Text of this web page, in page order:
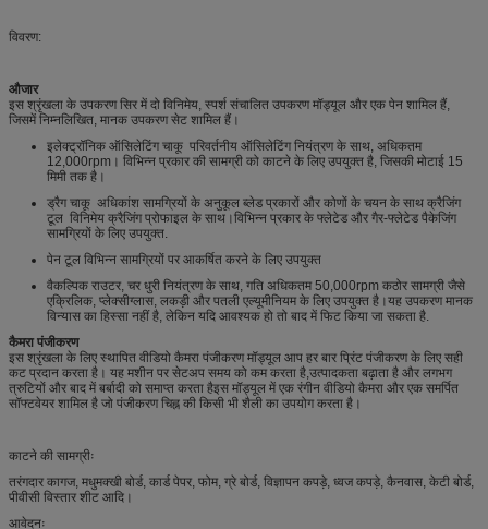
विवरण:
औजार
इस श्रृंखला के उपकरण सिर में दो विनिमेय, स्पर्श संचालित उपकरण मॉड्यूल और एक पेन शामिल हैं,
जिसमें निम्नलिखित, मानक उपकरण सेट शामिल हैं।
इलेक्ट्रॉनिक ऑसिलेटिंग चाकू ️ परिवर्तनीय ऑसिलेटिंग नियंत्रण के साथ, अधिकतम
12,000rpm। विभिन्न प्रकार की सामग्री को काटने के लिए उपयुक्त है, जिसकी मोटाई 15
मिमी तक है।
ड्रैग चाकू ️ अधिकांश सामग्रियों के अनुकूल ब्लेड प्रकारों और कोणों के चयन के साथ क्रैजिंग
टूल ️ विनिमेय क्रैजिंग प्रोफाइल के साथ।विभिन्न प्रकार के फ्लेटेड और गैर-फ्लेटेड पैकेजिंग
सामग्रियों के लिए उपयुक्त.
पेन टूल विभिन्न सामग्रियों पर आकर्षित करने के लिए उपयुक्त
वैकल्पिक राउटर, चर धुरी नियंत्रण के साथ, गति अधिकतम 50,000rpm कठोर सामग्री जैसे
एक्रिलिक, प्लेक्सीग्लास, लकड़ी और पतली एल्यूमीनियम के लिए उपयुक्त है।यह उपकरण मानक
विन्यास का हिस्सा नहीं है, लेकिन यदि आवश्यक हो तो बाद में फिट किया जा सकता है.
कैमरा पंजीकरण
इस श्रृंखला के लिए स्थापित वीडियो कैमरा पंजीकरण मॉड्यूल आप हर बार प्रिंट पंजीकरण के लिए सही
कट प्रदान करता है। यह मशीन पर सेटअप समय को कम करता है,उत्पादकता बढ़ाता है और लगभग
त्रुटियों और बाद में बर्बादी को समाप्त करता हैइस मॉड्यूल में एक रंगीन वीडियो कैमरा और एक समर्पित
सॉफ्टवेयर शामिल है जो पंजीकरण चिह्न की किसी भी शैली का उपयोग करता है।
काटने की सामग्रीः
तरंगदार कागज, मधुमक्खी बोर्ड, कार्ड पेपर, फोम, ग्रे बोर्ड, विज्ञापन कपड़े, ध्वज कपड़े, कैनवास, केटी बोर्ड,
पीवीसी विस्तार शीट आदि।
आवेदनः